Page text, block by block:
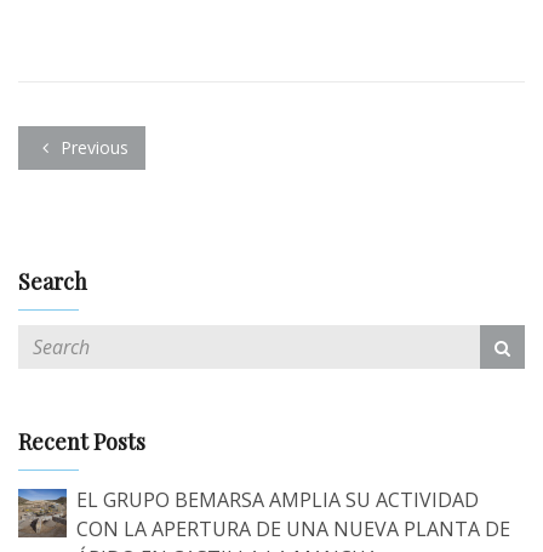
Previous
Search
Recent Posts
EL GRUPO BEMARSA AMPLIA SU ACTIVIDAD
CON LA APERTURA DE UNA NUEVA PLANTA DE